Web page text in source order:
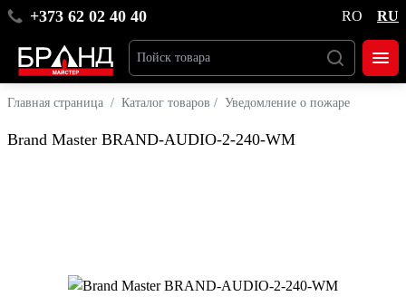
+373 62 02 40 40 RO RU
Главная страница / Каталог товаров / Уведомление о пожаре
Brand Master BRAND-AUDIO-2-240-WM